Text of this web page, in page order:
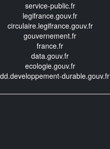
service-public.fr
legifrance.gouv.fr
circulaire.legifrance.gouv.fr
gouvernement.fr
france.fr
data.gouv.fr
ecologie.gouv.fr
durable.gouv.fr